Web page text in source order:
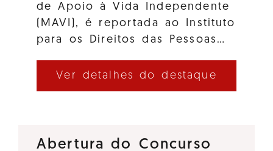
de Apoio à Vida Independente
(MAVI), é reportada ao Instituto
para os Direitos das Pessoas…
Ver detalhes do destaque
Abertura do Concurso